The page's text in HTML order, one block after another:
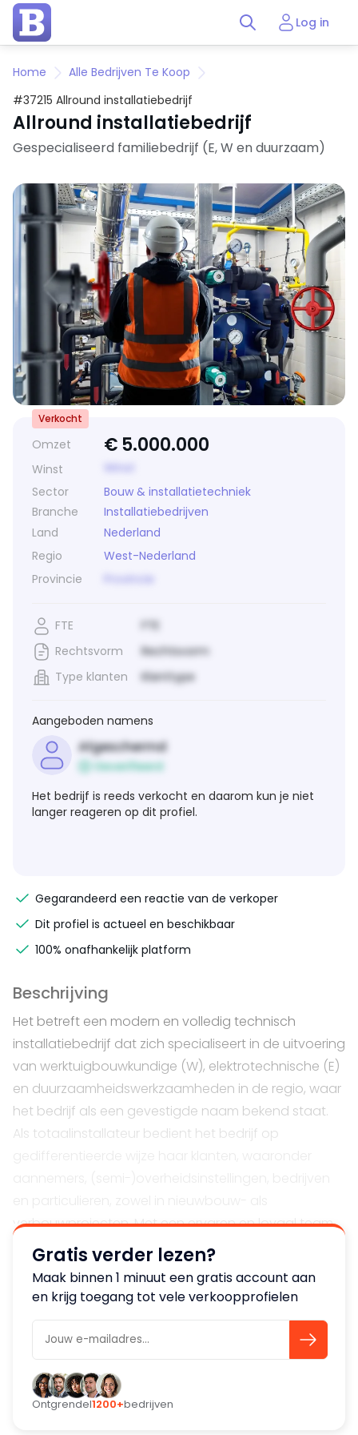
Log in
Home
Alle Bedrijven Te Koop
#37215 Allround installatiebedrijf
Allround installatiebedrijf
Gespecialiseerd familiebedrijf (E, W en duurzaam)
Omzet €5.000.000
Winst
Sector
Bouw & installatietechniek
Branche
Installatiebedrijven
Land
Nederland
Regio
West-Nederland
Provincie
Provincie
Verkocht
FTE
FTE
Rechtsvorm
Rechtsvorm
Type klanten
Klanttype
Aangeboden namens
Afgeschermd
Geverifieerd
Het bedrijf is reeds verkocht en daarom kun je niet
langer reageren op dit profiel.
Gegarandeerd een reactie van de verkoper
Dit profiel is actueel en beschikbaar
100% onafhankelijk platform
Beschrijving
Het betreft een modern en volledig technisch
installatiebedrijf dat zich specialiseert in de uitvoering
van werktuigbouwkundige (W), elektrotechnische (E)
en duurzaamheidswerkzaamheden in de regio, waar
het bedrijf als een gevestigde naam bekend staat.
Als totaalinstallateur bedient het bedrijf op
verbouwprojecten. Met een ervaren en loyaal team
legt het bedrijf de nadruk op kwaliteit,
betrouwbaarheid, klanttevredenheid en
personeelstevredenheid.
Bijzonderheden
Ongeveer 80% van de omzet wordt gerealiseerd bij
aannemers en zakelijke klanten, terwijl er bij scholen
en overheid ingezet wordt op groei. De leveranciers
Gratis verder lezen?
Maak binnen 1 minuut een gratis account aan
en krijg toegang tot vele verkoopprofielen
Ontgrendel1200+bedrijven